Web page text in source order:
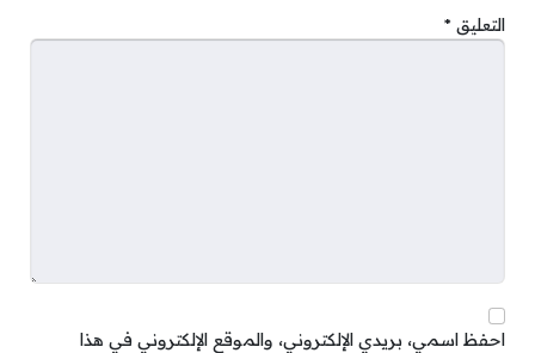
التعليق *
احفظ اسمي، بريدي الإلكتروني، والموقع الإلكتروني في هذا